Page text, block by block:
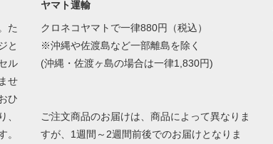
た
と
ル
せ
ひ
、
。
ヤマト運輸
クロネコヤマトで一律880円（税込）
※沖縄や佐渡島など一部離島を除く
(沖縄・佐渡ヶ島の場合は一律1,830円)
ご注文商品のお届けは、商品によって異なりま
すが、1週間～2週間前後でのお届けとなりま